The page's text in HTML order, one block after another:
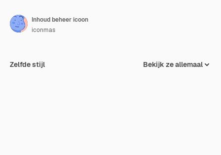
Inhoud beheer icoon
iconmas
Zelfde stijl Bekijk ze allemaal